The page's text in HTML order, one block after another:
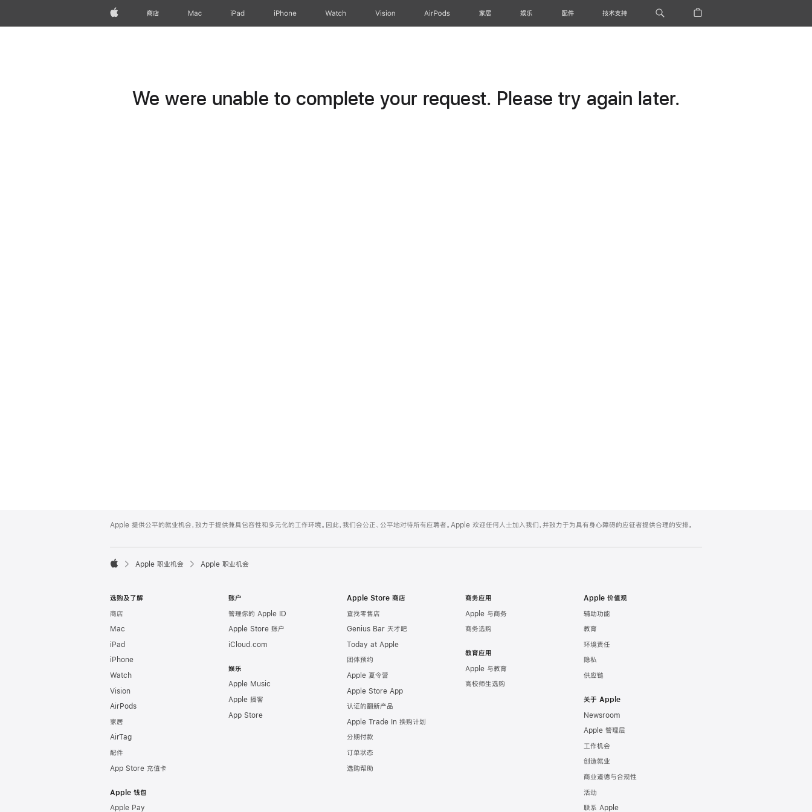
Apple 商店 Mac iPad iPhone Watch Vision AirPods 家居 娱乐 配件 技术支持
We were unable to complete your request. Please try again later.
Footer
Apple 提供公平的就业机会，致力于提供兼具包容性和多元化的工作环境。因此，我们会公正、公平地对待所有应聘者。Apple 欢迎任何人士加入我们，并致力于为具有身心障碍的应征者提供合理的安排。

Apple 职业机会 Apple 职业机会
选购及了解
商店
Mac
iPad
iPhone
Watch
Vision
AirPods
家居
AirTag
配件
App Store 充值卡
Apple 钱包
Apple Pay
账户
管理你的 Apple ID
Apple Store 账户
iCloud.com
娱乐
Apple Music
Apple 播客
App Store
Apple Store 商店
查找零售店
Genius Bar 天才吧
Today at Apple
团体预约
Apple 夏令营
Apple Store App
认证的翻新产品
Apple Trade In 换购计划
分期付款
订单状态
选购帮助
商务应用
Apple 与商务
商务选购
教育应用
Apple 与教育
高校师生选购
Apple 价值观
辅助功能
教育
环境责任
隐私
供应链
关于 Apple
Newsroom
Apple 管理层
工作机会
创造就业
商业道德与合规性
活动
联系 Apple